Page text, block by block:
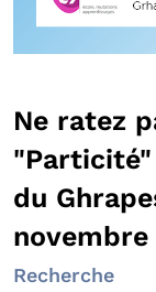
Ne ratez
du
novembre
Recherche